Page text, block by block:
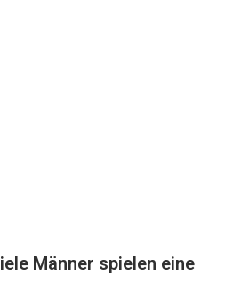
Männer spielen eine